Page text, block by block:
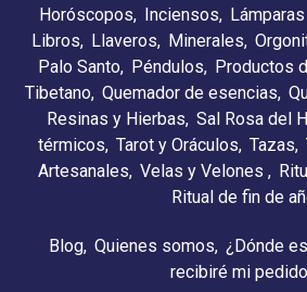
Horóscopos
Inciensos
Libros
Llaveros Minerales
Palo Santo Péndulos Productos
Tibetano Quemador de esencias
Resinas y Hierbas Sal Rosa del
térmicos Tarot y Oráculos Tazas
Artesanales Velas y Velones
Ritual de fin de
Blog Quienes somos ¿Dónde
recibiré mi